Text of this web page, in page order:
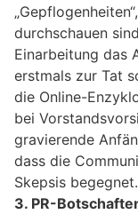
durchschauen
Einarbeitung das
erstmals zur Tat
die Online-
bei
gravierende
dass die
Skepsis begegnet.
3. PR-